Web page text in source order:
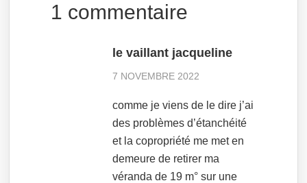
1 commentaire
le vaillant jacqueline
7 NOVEMBRE 2022
comme je viens de le dire j’ai
des problèmes d’étanchéité
et la copropriété me met en
demeure de retirer ma
véranda de 19 m° sur une